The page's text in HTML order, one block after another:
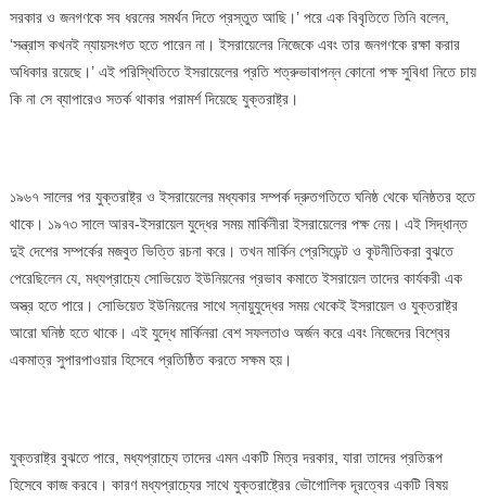
সরকার ও জনগণকে সব ধরনের সমর্থন দিতে প্রস্তুত আছি।’ পরে এক বিবৃতিতে তিনি বলেন,
‘সন্ত্রাস কখনই ন্যায়সংগত হতে পারেন না। ইসরায়েলের নিজেকে এবং তার জনগণকে রক্ষা করার
অধিকার রয়েছে।’ এই পরিস্থিতিতে ইসরায়েলের প্রতি শত্রুভাবাপন্ন কোনো পক্ষ সুবিধা নিতে চায়
কি না সে ব্যাপারেও সতর্ক থাকার পরামর্শ দিয়েছে যুক্তরাষ্ট্র।
১৯৬৭ সালের পর যুক্তরাষ্ট্র ও ইসরায়েলের মধ্যকার সম্পর্ক দ্রুতগতিতে ঘনিষ্ঠ থেকে ঘনিষ্ঠতর হতে
থাকে। ১৯৭৩ সালে আরব-ইসরায়েল যুদ্ধের সময় মার্কিনীরা ইসরায়েলের পক্ষ নেয়। এই সিদ্ধান্ত
দুই দেশের সম্পর্কের মজবুত ভিত্তি রচনা করে। তখন মার্কিন প্রেসিডেন্ট ও কূটনীতিকরা বুঝতে
পেরেছিলেন যে, মধ্যপ্রাচ্যে সোভিয়েত ইউনিয়নের প্রভাব কমাতে ইসরায়েল তাদের কার্যকরী এক
অস্ত্র হতে পারে। সোভিয়েত ইউনিয়নের সাথে স্নায়ুযুদ্ধের সময় থেকেই ইসরায়েল ও যুক্তরাষ্ট্র
আরো ঘনিষ্ঠ হতে থাকে। এই যুদ্ধে মার্কিনরা বেশ সফলতাও অর্জন করে এবং নিজেদের বিশ্বের
একমাত্র সুপারপাওয়ার হিসেবে প্রতিষ্ঠিত করতে সক্ষম হয়।
যুক্তরাষ্ট্র বুঝতে পারে, মধ্যপ্রাচ্যে তাদের এমন একটি মিত্র দরকার, যারা তাদের প্রতিরূপ
হিসেবে কাজ করবে। কারণ মধ্যপ্রাচ্যের সাথে যুক্তরাষ্ট্রের ভৌগোলিক দূরত্বের একটি বিষয়